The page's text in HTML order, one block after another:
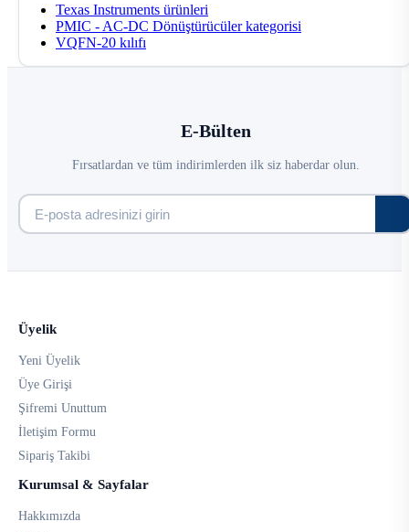
Texas Instruments ürünleri
PMIC - AC-DC Dönüştürücüler kategorisi
VQFN-20 kılıfı
E-Bülten
Fırsatlardan ve tüm indirimlerden ilk siz haberdar olun.
Üyelik
Yeni Üyelik
Üye Girişi
Şifremi Unuttum
İletişim Formu
Sipariş Takibi
Kurumsal & Sayfalar
Hakkımızda